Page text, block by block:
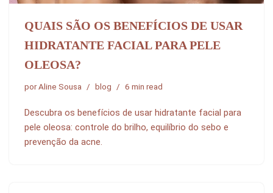
QUAIS SÃO OS BENEFÍCIOS DE USAR
HIDRATANTE FACIAL PARA PELE
OLEOSA?
porAline Sousa blog 6 min read
Descubra os benefícios de usar hidratante facial para
pele oleosa: controle do brilho, equilíbrio do sebo e
prevenção da acne.